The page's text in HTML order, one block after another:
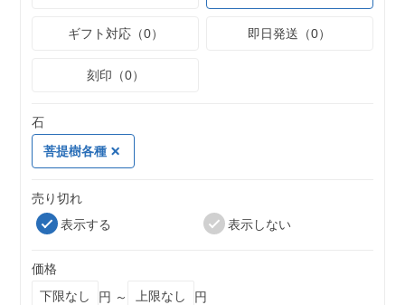
ギフト対応（0） 即日発送（0）
刻印（0）
石
菩提樹各種
売り切れ
表示する
表示しない
価格
円 ～
円